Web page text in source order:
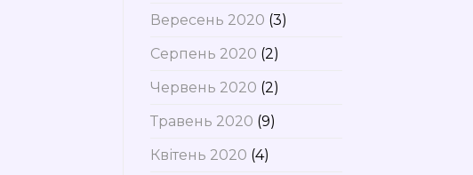
Вересень 2020 (3)
Серпень 2020 (2)
Червень 2020 (2)
Травень 2020 (9)
Квітень 2020 (4)